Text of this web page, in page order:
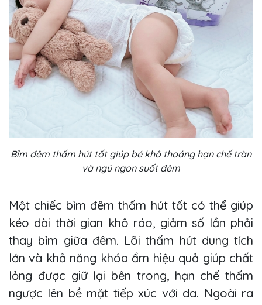
Bỉm đêm thấm hút tốt giúp bé khô thoáng hạn chế tràn
và ngủ ngon suốt đêm
Một chiếc bỉm đêm thấm hút tốt có thể giúp
kéo dài thời gian khô ráo, giảm số lần phải
thay bỉm giữa đêm. Lõi thấm hút dung tích
lớn và khả năng khóa ẩm hiệu quả giúp chất
lỏng được giữ lại bên trong, hạn chế thấm
ngược lên bề mặt tiếp xúc với da. Ngoài ra